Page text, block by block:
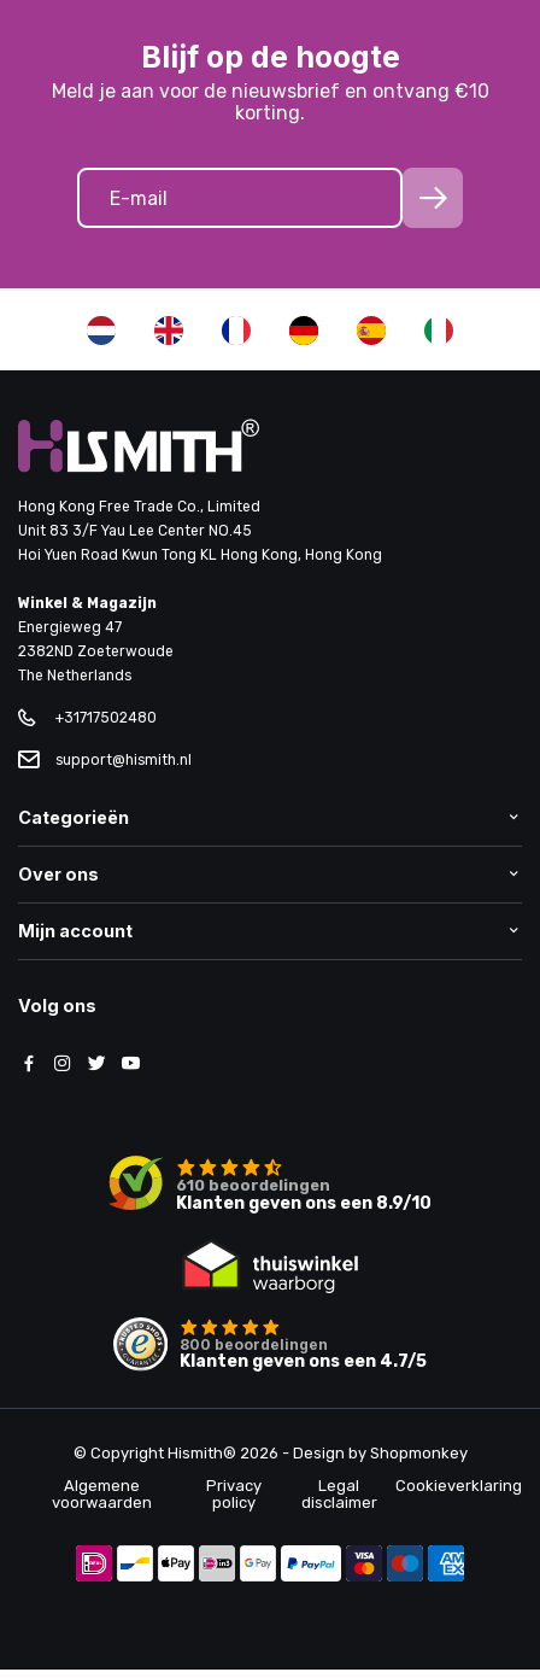
Blijf op de hoogte
Meld je aan voor de nieuwsbrief en ontvang €10
korting.
Hong Kong Free Trade Co., Limited
Unit 83 3/F Yau Lee Center NO.45
Hoi Yuen Road Kwun Tong KL Hong Kong, Hong Kong
Winkel & Magazijn
Energieweg 47
2382ND Zoeterwoude
The Netherlands
+31717502480
support@hismith.nl
Categorieën
Over ons
Mijn account
Volg ons
610 beoordelingen
Klanten geven ons een 8.9/10
800 beoordelingen
Klanten geven ons een 4.7/5
© Copyright Hismith® 2026 - Design by Shopmonkey
Algemene
voorwaarden
Privacy
policy
Legal
disclaimer
Cookieverklaring